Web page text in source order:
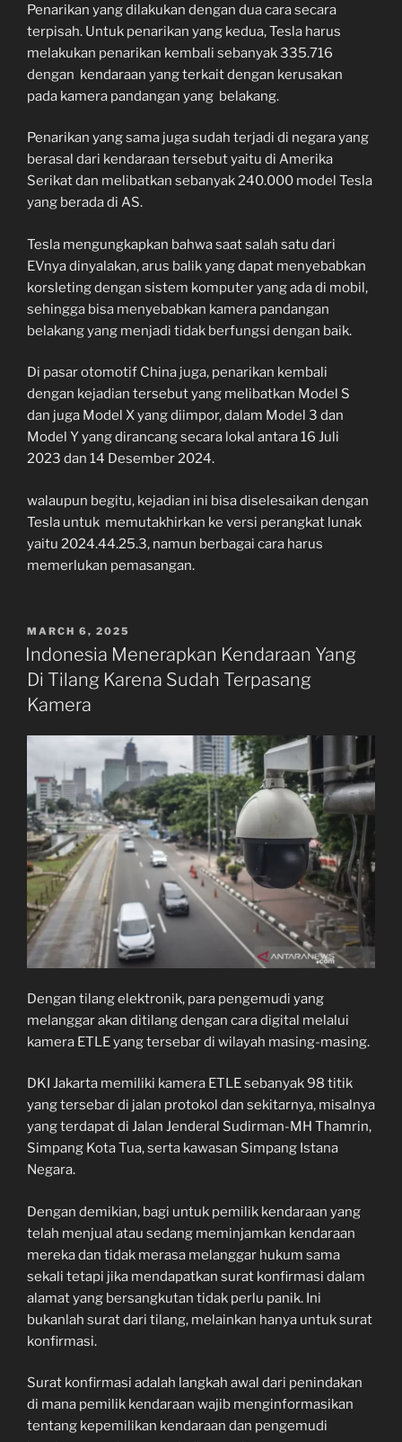
Penarikan yang dilakukan dengan dua cara secara
terpisah. Untuk penarikan yang kedua, Tesla harus
melakukan penarikan kembali sebanyak 335.716
dengan kendaraan yang terkait dengan kerusakan
pada kamera pandangan yang belakang.
Penarikan yang sama juga sudah terjadi di negara yang
berasal dari kendaraan tersebut yaitu di Amerika
Serikat dan melibatkan sebanyak 240.000 model Tesla
yang berada di AS.
Tesla mengungkapkan bahwa saat salah satu dari
EVnya dinyalakan, arus balik yang dapat menyebabkan
korsleting dengan sistem komputer yang ada di mobil,
sehingga bisa menyebabkan kamera pandangan
belakang yang menjadi tidak berfungsi dengan baik.
Di pasar otomotif China juga, penarikan kembali
dengan kejadian tersebut yang melibatkan Model S
dan juga Model X yang diimpor, dalam Model 3 dan
Model Y yang dirancang secara lokal antara 16 Juli
2023 dan 14 Desember 2024.
walaupun begitu, kejadian ini bisa diselesaikan dengan
Tesla untuk memutakhirkan ke versi perangkat lunak
yaitu 2024.44.25.3, namun berbagai cara harus
memerlukan pemasangan.
POSTED
ON
MARCH 6, 2025
Indonesia Menerapkan Kendaraan Yang
Di Tilang Karena Sudah Terpasang
Kamera
Dengan tilang elektronik, para pengemudi yang
melanggar akan ditilang dengan cara digital melalui
kamera ETLE yang tersebar di wilayah masing-masing.
DKI Jakarta memiliki kamera ETLE sebanyak 98 titik
yang tersebar di jalan protokol dan sekitarnya, misalnya
yang terdapat di Jalan Jenderal Sudirman-MH Thamrin,
Simpang Kota Tua, serta kawasan Simpang Istana
Negara.
Dengan demikian, bagi untuk pemilik kendaraan yang
telah menjual atau sedang meminjamkan kendaraan
mereka dan tidak merasa melanggar hukum sama
sekali tetapi jika mendapatkan surat konfirmasi dalam
alamat yang bersangkutan tidak perlu panik. Ini
bukanlah surat dari tilang, melainkan hanya untuk surat
konfirmasi.
Surat konfirmasi adalah langkah awal dari penindakan
di mana pemilik kendaraan wajib menginformasikan
tentang kepemilikan kendaraan dan pengemudi